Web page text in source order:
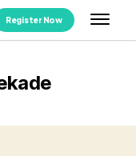
Register Now